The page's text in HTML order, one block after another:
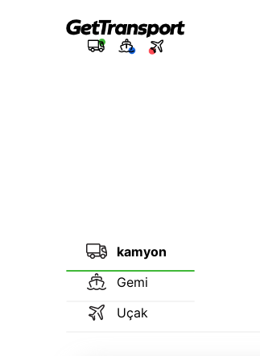
kamyon
Gemi
Uçak